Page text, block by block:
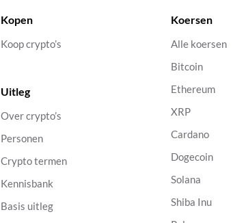
Kopen
Koop crypto’s
Uitleg
Over crypto’s
Personen
Crypto termen
Kennisbank
Basis uitleg
Koersen
Alle koersen
Bitcoin
Ethereum
XRP
Cardano
Dogecoin
Solana
Shiba Inu